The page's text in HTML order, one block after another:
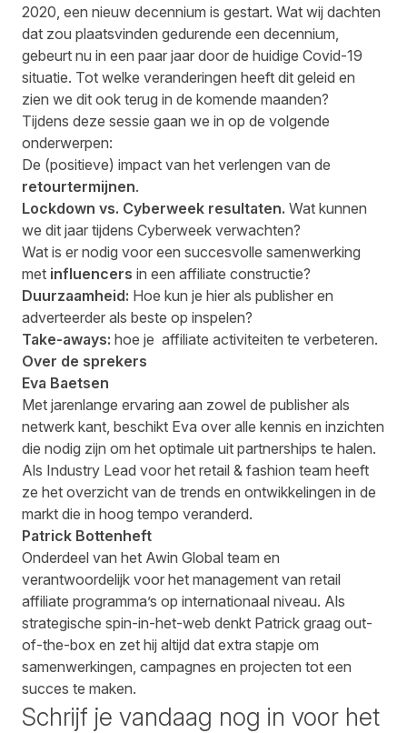
2020, een nieuw decennium is gestart. Wat wij dachten
dat zou plaatsvinden gedurende een decennium,
gebeurt nu in een paar jaar door de huidige Covid-19
situatie. Tot welke veranderingen heeft dit geleid en
zien we dit ook terug in de komende maanden?
Tijdens deze sessie gaan we in op de volgende
onderwerpen:
De (positieve) impact van het verlengen van de
retourtermijnen.
Lockdown vs. Cyberweek resultaten. Wat kunnen
we dit jaar tijdens Cyberweek verwachten?
Wat is er nodig voor een succesvolle samenwerking
met influencers in een affiliate constructie?
Duurzaamheid: Hoe kun je hier als publisher en
adverteerder als beste op inspelen?
Take-aways: hoe je affiliate activiteiten te verbeteren.
Over de sprekers
Eva Baetsen
Met jarenlange ervaring aan zowel de publisher als
netwerk kant, beschikt Eva over alle kennis en inzichten
die nodig zijn om het optimale uit partnerships te halen.
Als Industry Lead voor het retail & fashion team heeft
ze het overzicht van de trends en ontwikkelingen in de
markt die in hoog tempo veranderd.
Patrick Bottenheft
Onderdeel van het Awin Global team en
verantwoordelijk voor het management van retail
affiliate programma’s op internationaal niveau. Als
strategische spin-in-het-web denkt Patrick graag out-
of-the-box en zet hij altijd dat extra stapje om
samenwerkingen, campagnes en projecten tot een
succes te maken.
Schrijf je vandaag nog in voor het